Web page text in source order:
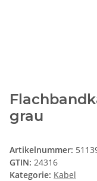
grau
Artikelnummer:
GTIN: 24316
Kategorie: Kabel